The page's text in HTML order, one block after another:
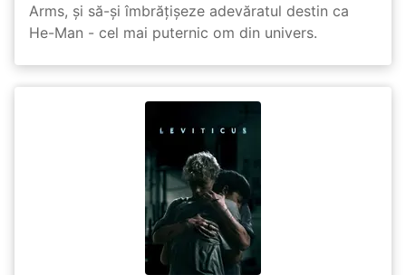
Arms, și să-și îmbrățișeze adevăratul destin ca
He-Man - cel mai puternic om din univers.